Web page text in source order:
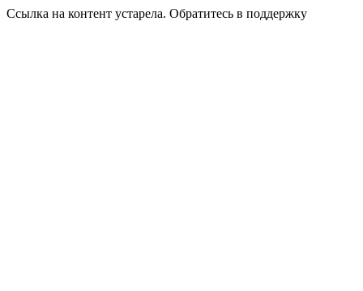
Ссылка на контент устарела. Обратитесь в поддержку